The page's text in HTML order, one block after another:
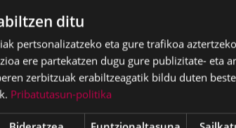
ditu
pertsonalizatzeko eta gure trafikoa
ere partekatzen dugu gure publizitate- eta
zerbitzuak erabiltzeagatik bildu duten beste
Pribatutasun-politika